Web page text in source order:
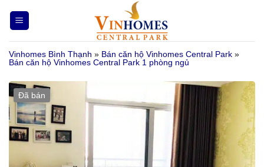
qua
nội
dung
Vinhomes Bình Thạnh » Bán căn hộ Vinhomes Central Park »
Bán căn hộ Vinhomes Central Park 1 phòng ngủ
Đã bán